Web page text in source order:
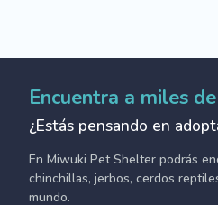
Encuentra a miles
¿Estás pensando en
En Miwuki Pet Shelter podrás
chinchillas, jerbos, cerdos
mundo.